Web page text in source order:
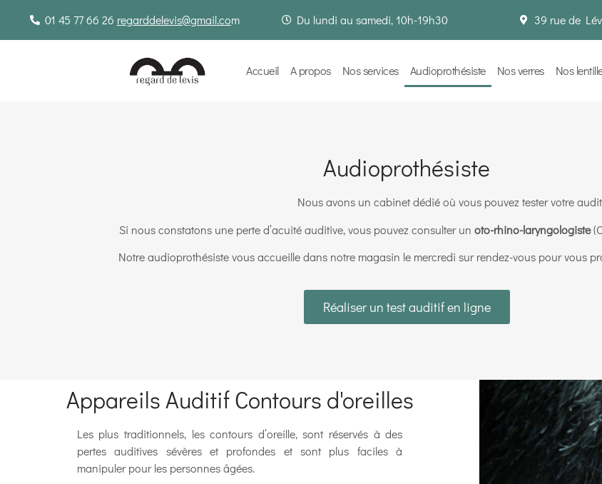
01 45 77 66 26 regarddelevis@gmail.com Du lundi au samedi, 10h-19h30 39 rue de
Accueil A propos Nos services Audioprothésiste Nos verres Nos
Audioprothésiste
Nous avons un cabinet dédié où vous pouvez tester votre
Si nous constatons une perte d’acuité auditive, vous pouvez consulter un oto-rhino-laryngologiste
Notre audioprothésiste vous accueille dans notre magasin le mercredi sur rendez-vouspour vous
Réaliser un test auditif en ligne
Appareils Auditif Contours d'oreilles
Les plus traditionnels, les contours d’oreille, sont réservés à des
pertes auditives sévères et profondes et sont plus faciles à
manipuler pour les personnes âgées.